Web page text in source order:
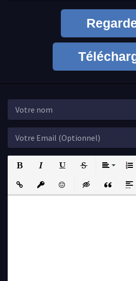
Insert LinkInsert protected link
EmoticonsInsert hidden text
Insert